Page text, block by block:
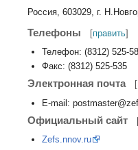
Россия, 603029, г.
Телефоны [править]
Телефон: (8312) 525-
Факс: (8312) 525-535
Электронная почта [
E-mail:
Официальный сайт
Zefs.nnov.ru